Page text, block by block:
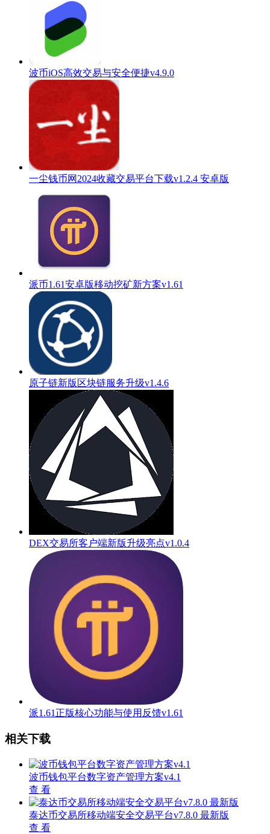
波币iOS高效交易与安全便捷v4.9.0
一尘钱币网2024收藏交易平台下载v1.2.4 安卓版
派币1.61安卓版移动挖矿新方案v1.61
原子链新版区块链服务升级v1.4.6
DEX交易所客户端新版升级亮点v1.0.4
派1.61正版核心功能与使用反馈v1.61
相关下载
波币钱包平台数字资产管理方案v4.1
查 看
泰达币交易所移动端安全交易平台v7.8.0 最新版
查 看